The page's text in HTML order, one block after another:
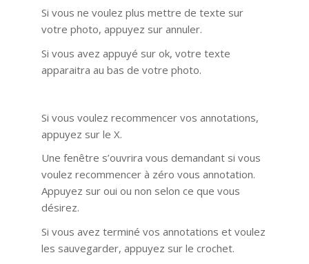
Si vous ne voulez plus mettre de texte sur
votre photo, appuyez sur annuler.
Si vous avez appuyé sur ok, votre texte
apparaitra au bas de votre photo.
Si vous voulez recommencer vos annotations,
appuyez sur le X.
Une fenêtre s’ouvrira vous demandant si vous
voulez recommencer à zéro vous annotation.
Appuyez sur oui ou non selon ce que vous
désirez.
Si vous avez terminé vos annotations et voulez
les sauvegarder, appuyez sur le crochet.